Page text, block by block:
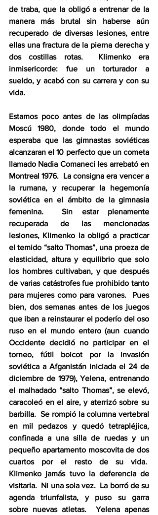
de traba, que la obligó a entrenar de la
manera más brutal sin haberse aún
recuperado de diversas lesiones, entre
ellas una fractura de la pierna derecha y
dos costillas rotas.  Klimenko era
inmisericorde: fue un torturador a
sueldo, y acabó con su carrera y con su
vida.
Estamos poco antes de las olimpíadas
Moscú 1980, donde todo el mundo
esperaba que las gimnastas soviéticas
alcanzaran el 10 perfecto que un cometa
llamado Nadia Comaneci les arrebató en
Montreal 1976.  La consigna era vencer a
la rumana, y recuperar la hegemonía
soviética en el ámbito de la gimnasia
femenina.  Sin estar plenamente
recuperada de las mencionadas
lesiones, Klimenko la obligó a practicar
el temido “salto Thomas”, una proeza de
elasticidad, altura y equilibrio que solo
los hombres cultivaban, y que después
de varias catástrofes fue prohibido tanto
para mujeres como para varones.  Pues
bien, dos semanas antes de los juegos
que iban a reinstaurar el poderío del oso
ruso en el mundo entero (aun cuando
Occidente decidió no participar en el
torneo, fútil boicot por la invasión
soviética a Afganistán iniciada el 24 de
diciembre de 1979), Yelena, entrenando
el malhadado “salto Thomas”, se elevó,
caracoleó en el aire, y aterrizó sobre su
barbilla.  Se rompió la columna vertebral
en mil pedazos y quedó tetrapléjica,
confinada a una silla de ruedas y un
pequeño apartamento moscovita de dos
cuartos por el resto de su vida.
Klimenko jamás tuvo la deferencia de
visitarla.  Ni una sola vez.  La borró de su
agenda triunfalista, y puso su garra
sobre nuevas atletas.  Yelena apenas